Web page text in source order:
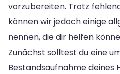
vorzubereiten. Trotz
können wir jedoch einige
nennen, die dir helfen
Zunächst solltest du eine
Bestandsaufnahme deines